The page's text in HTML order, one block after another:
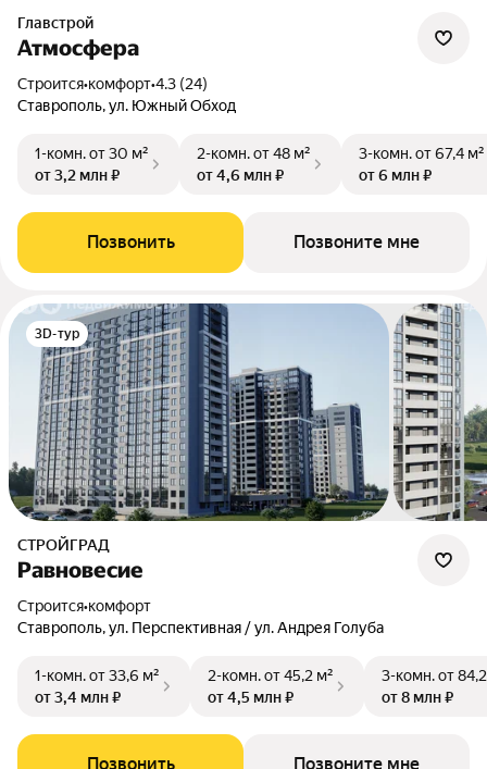
Главстрой
Атмосфера
Строится•комфорт•4.3 (24)
Ставрополь, ул. Южный Обход
1-комн.от 30 м²
от 3,2 млн ₽
2-комн.от 48 м²
от 4,6 млн ₽
3-комн.от 67,4 м²
от 6 млн ₽
Позвонить Позвоните мне
3D-тур
СТРОЙГРАД
Равновесие
Строится•комфорт
Ставрополь, ул. Перспективная / ул. Андрея Голуба
1-комн.от 33,6 м²
от 3,4 млн ₽
2-комн.от 45,2 м²
от 4,5 млн ₽
3-комн.от
от 8 млн ₽
Позвонить Позвоните мне